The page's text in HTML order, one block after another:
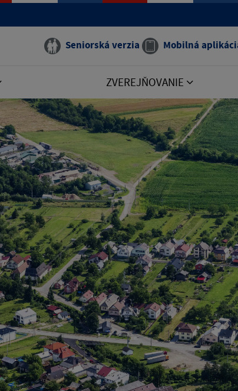
Seniorská verzia Mobilná
ZVEREJŇOVANIE